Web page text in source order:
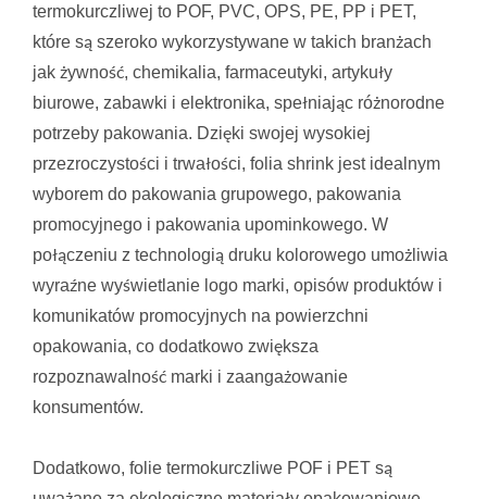
termokurczliwej to POF, PVC, OPS, PE, PP i PET,
które są szeroko wykorzystywane w takich branżach
jak żywność, chemikalia, farmaceutyki, artykuły
biurowe, zabawki i elektronika, spełniając różnorodne
potrzeby pakowania. Dzięki swojej wysokiej
przezroczystości i trwałości, folia shrink jest idealnym
wyborem do pakowania grupowego, pakowania
promocyjnego i pakowania upominkowego. W
połączeniu z technologią druku kolorowego umożliwia
wyraźne wyświetlanie logo marki, opisów produktów i
komunikatów promocyjnych na powierzchni
opakowania, co dodatkowo zwiększa
rozpoznawalność marki i zaangażowanie
konsumentów.
Dodatkowo, folie termokurczliwe POF i PET są